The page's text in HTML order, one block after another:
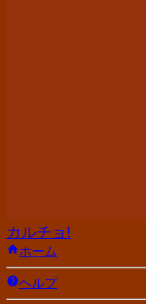
カルチョ!
ホーム
ヘルプ